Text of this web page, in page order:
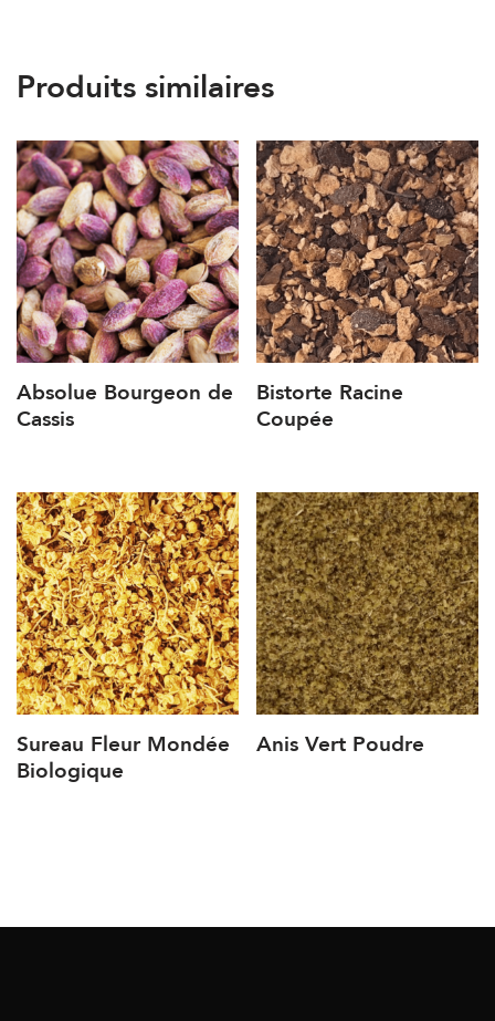
Produits similaires
Absolue Bourgeon de
Cassis
Bistorte Racine
Coupée
Sureau Fleur Mondée
Biologique
Anis Vert Poudre